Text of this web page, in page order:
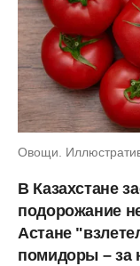
Овощи.
В Казахстане
подорожание
Астане
помидоры – за